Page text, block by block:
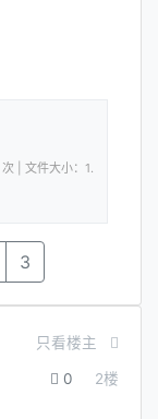
3
只看楼主
0 2楼